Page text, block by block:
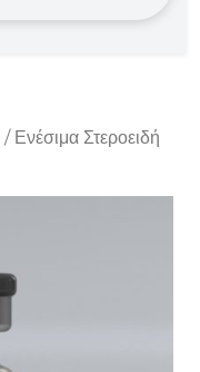
/ Ενέσιμα Στεροειδή